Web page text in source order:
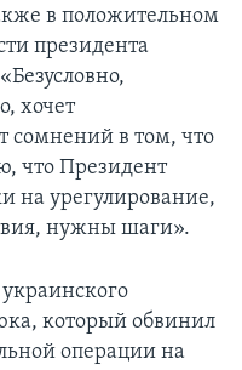
в положительном
президента
хочет
сомнений в том, что
что Президент
на урегулирование,
нужны шаги».
который обвинил
операции на